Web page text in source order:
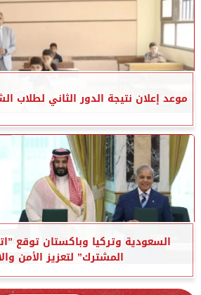
موعد إعلان نتيجة الدور الثاني لطلاب
السعودية وتركيا وباكستان توقع
المشترك” لتعزيز الأمن